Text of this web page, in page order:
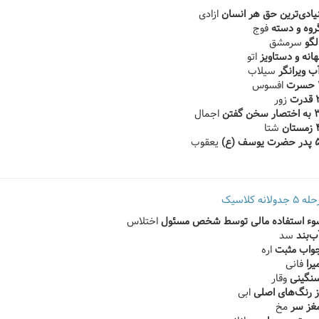
ازادی
فوج
سرمشق
اتو
سیلاب
افسوس
زور
اجمال
شتا
یعقوب
کلاسیک
اختلاس
سد
اره
فانی
وقار
ابی
مخ